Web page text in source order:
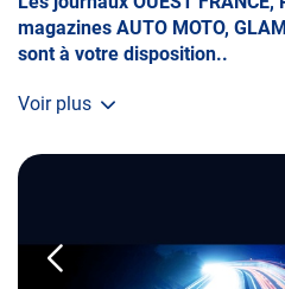
magazines AUTO MOTO,
sont à votre disposition..
En cas d'annulation ou report
non présentation du certificat
Voir plus